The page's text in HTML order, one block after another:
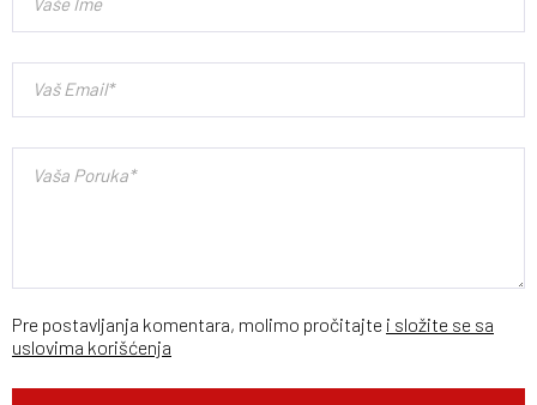
Pre postavljanja komentara, molimo pročitajte i složite se sa
uslovima korišćenja